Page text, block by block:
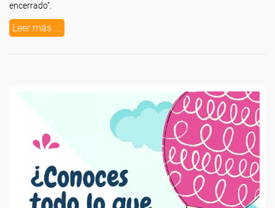
encerrado”.
Leer más ...